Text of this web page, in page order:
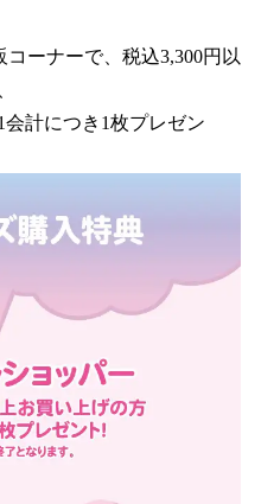
ーナーで、税込3,300円以
会計につき1枚プレゼン